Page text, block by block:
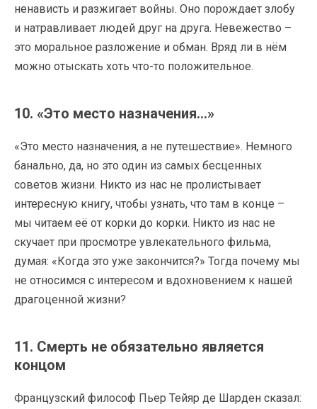
ненависть и разжигает войны. Оно порождает злобу
и натравливает людей друг на друга. Невежество –
это моральное разложение и обман. Вряд ли в нём
можно отыскать хоть что-то положительное.
10. «Это место назначения…»
«Это место назначения, а не путешествие». Немного
банально, да, но это один из самых бесценных
советов жизни. Никто из нас не пролистывает
интересную книгу, чтобы узнать, что там в конце –
мы читаем её от корки до корки. Никто из нас не
скучает при просмотре увлекательного фильма,
думая: «Когда это уже закончится?» Тогда почему мы
не относимся с интересом и вдохновением к нашей
драгоценной жизни?
11. Смерть не обязательно является
концом
Французский философ Пьер Тейяр де Шарден сказал: